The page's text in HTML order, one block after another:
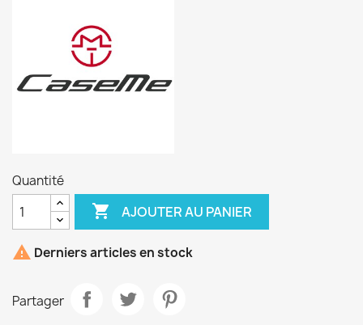
Quantité
 AJOUTER AU PANIER
 Derniers articles en stock
Partager